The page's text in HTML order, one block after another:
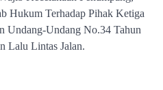
Hukum Terhadap Pihak Ketiga
Undang-Undang No.34 Tahun
Lalu Lintas Jalan.